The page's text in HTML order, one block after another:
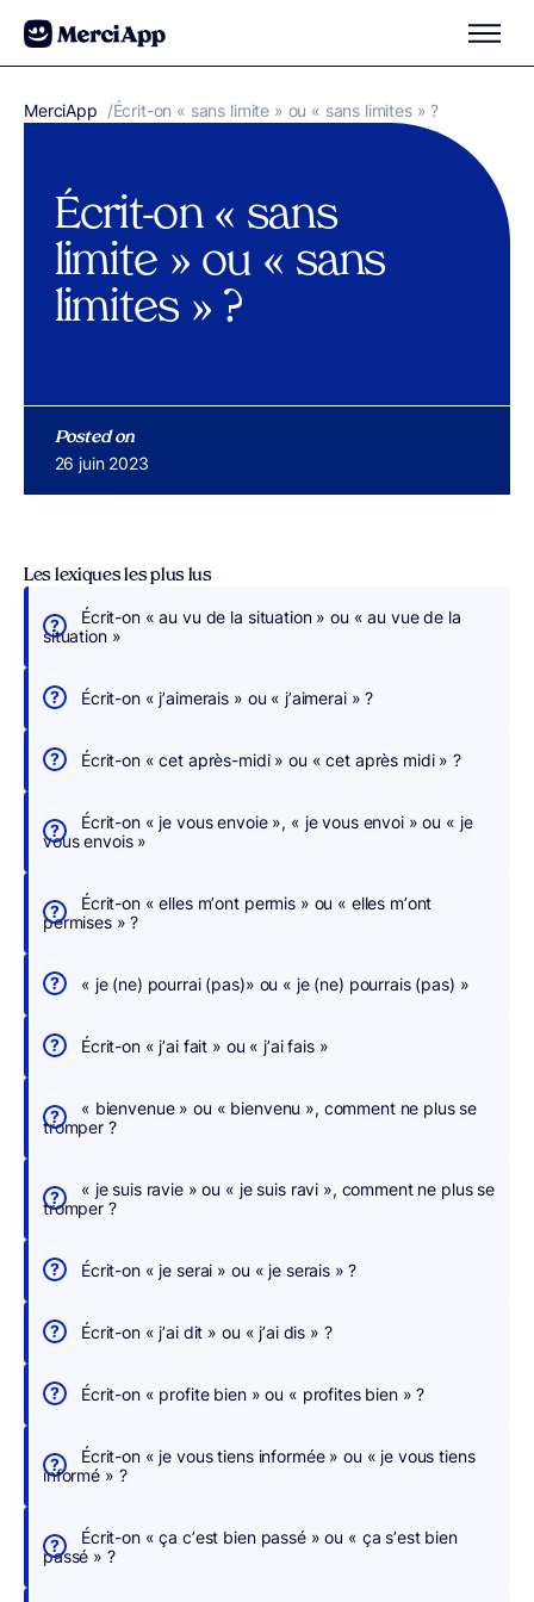
Aller au contenu
MerciApp correcteur orthographe
/Écrit-on « sans limite » ou « sans limites » ?
Écrit-on « sans
limite » ou « sans
limites » ?
Posted on
Publié le
26 juin 2023
É
r
i
v
e
s
s
h
r
h
e
,
n
u
c
r
i
g
o
Les lexiques les plus lus
Écrit-on « au vu de la situation » ou « au vue de la
situation »
Écrit-on « j’aimerais » ou « j’aimerai » ?
Écrit-on « cet après-midi » ou « cet après midi » ?
Écrit-on « je vous envoie », « je vous envoi » ou « je
vous envois »
Écrit-on « elles m’ont permis » ou « elles m’ont
permises » ?
« je (ne) pourrai (pas)» ou « je (ne) pourrais (pas) »
Écrit-on « j’ai fait » ou « j’ai fais »
« bienvenue » ou « bienvenu », comment ne plus se
tromper ?
« je suis ravie » ou « je suis ravi », comment ne plus se
tromper ?
Écrit-on « je serai » ou « je serais » ?
Écrit-on « j’ai dit » ou « j’ai dis » ?
Écrit-on « profite bien » ou « profites bien » ?
Écrit-on « je vous tiens informée » ou « je vous tiens
informé » ?
Écrit-on « ça c’est bien passé » ou « ça s’est bien
passé » ?